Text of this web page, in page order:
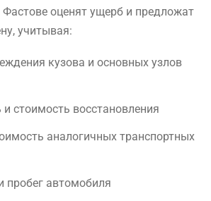
оценят ущерб и предложат
учитывая:
кузова и основных узлов
стоимость восстановления
аналогичных транспортных
пробег автомобиля